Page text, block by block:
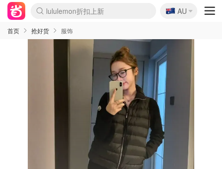
lululemon折扣上新
Sasa美妆护肤3.5折
SSENSE年中3折
FreshBeauty好价汇总
Cettire降价+叠9折
Farfetch折上8折
WWS Coles超市实拍
viagogo二手票捡漏
Myer清仓1折起
The Outnet奢牌1折起
David Jones 3折起
Flannels大牌1折
Perfumes Club护肤1折
AMIRO返校季6.2折
Oweek抽奖送Airpods
Amazon折扣汇总
eToro入金$200送$50
Amazon数码好物
ICONIC本周7.5折
ThedoubleF高奢地板价
Moose Knuckles 6折
丝芙兰5折起
EUFY官网3.7折起
Selenichast首饰2折
Trip机票酒店促销
YSL送5件彩妆礼
Amazon家居好物
BIGBANG巡演开票
David Jones时尚3折
Amazon美妆护肤
雅漾大喷$8
过敏原检测盒$33
伊索独家赠50ml沐浴露
科颜氏清仓3折
SEALIFE海洋馆门票6折
丝塔芙大白罐$16
订阅Newsletter送香薰
Cult Beauty 6.8折
Harrods圣诞日历2.3折
LN-CC奢牌私促3折
d'Alba空姐喷雾$16
EVE LOM套装逆天2折
Bernardelli独家4折
Adore Beauty 6折起
CT圣诞日历
Mytheresa奢品2.7折
Luxury Escapes 9折
Currentbody美容仪9折
MOON Garden Live
ALLSAINTS美衣3折
Roborock扫地机3.7折
Tingo Life水杯$24
Valentino官网5折
CR洗发护发6.3折
修丽可套装7.4折
🇦🇺
AU
首页 抢好货 服饰